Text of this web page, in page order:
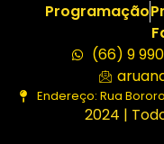
Programação
(66) 9
Endereço: Rua
2024 |